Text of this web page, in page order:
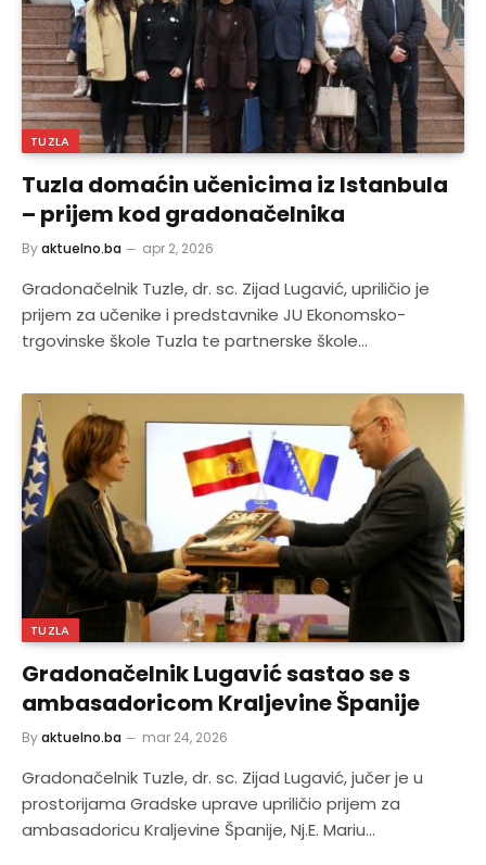
TUZLA
Tuzla domaćin učenicima iz Istanbula
– prijem kod gradonačelnika
Byaktuelno.ba apr 2, 2026
Gradonačelnik Tuzle, dr. sc. Zijad Lugavić, upriličio je
prijem za učenike i predstavnike JU Ekonomsko-
trgovinske škole Tuzla te partnerske škole…
TUZLA
Gradonačelnik Lugavić sastao se s
ambasadoricom Kraljevine Španije
Byaktuelno.ba mar 24, 2026
Gradonačelnik Tuzle, dr. sc. Zijad Lugavić, jučer je u
prostorijama Gradske uprave upriličio prijem za
ambasadoricu Kraljevine Španije, Nj.E. Mariu…